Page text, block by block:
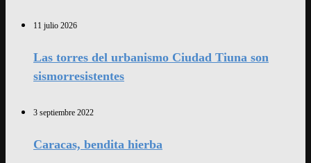
11 julio 2026
Las torres del urbanismo Ciudad Tiuna son
sismorresistentes
3 septiembre 2022
Caracas, bendita hierba